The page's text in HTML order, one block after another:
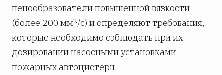
пенообразователи повышенной вязкости
(более 200 мм2/с) и определяют требования,
которые необходимо соблюдать при их
дозировании насосными установками
пожарных автоцистерн.